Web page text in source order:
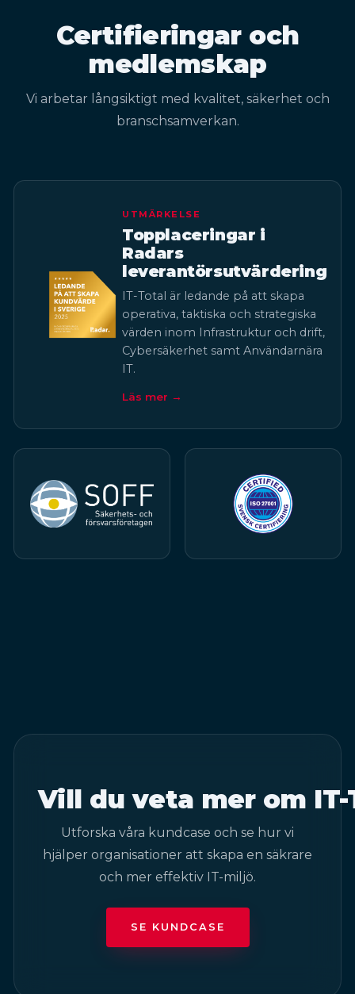
Certifieringar och
medlemskap
Vi arbetar långsiktigt med kvalitet, säkerhet och
branschsamverkan.
UTMÄRKELSE
Topplaceringar i
Radars
leverantörsutvärdering
IT-Total är ledande på att skapa
operativa, taktiska och strategiska
värden inom Infrastruktur och drift,
Cybersäkerhet samt Användarnära
IT.
Läs mer →
Vill du veta mer om IT-
Utforska våra kundcase och se hur vi
hjälper organisationer att skapa en säkrare
och mer effektiv IT-miljö.
SE KUNDCASE